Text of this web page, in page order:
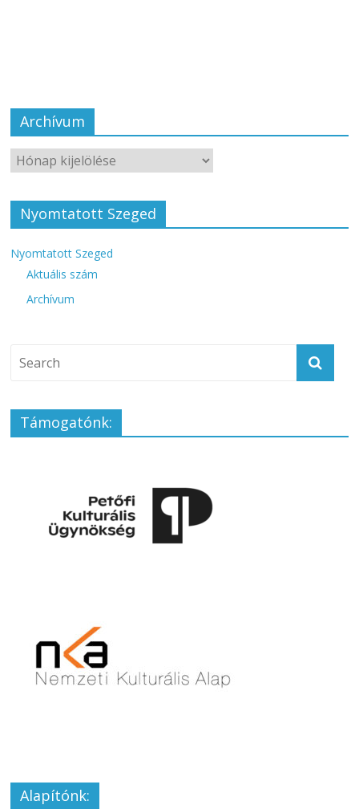
Archívum
Nyomtatott Szeged
Nyomtatott Szeged
Aktuális szám
Archívum
Támogatónk:
Alapítónk: